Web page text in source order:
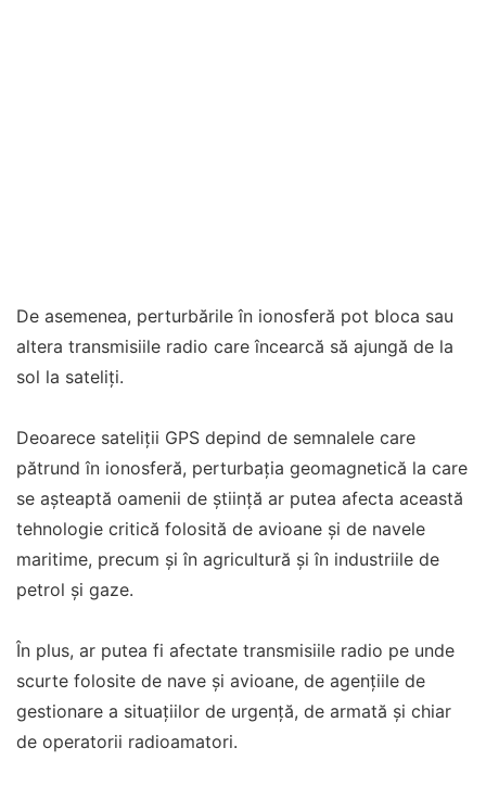
De asemenea, perturbările în ionosferă pot bloca sau
altera transmisiile radio care încearcă să ajungă de la
sol la sateliți.
Deoarece sateliții GPS depind de semnalele care
pătrund în ionosferă, perturbația geomagnetică la care
se așteaptă oamenii de știință ar putea afecta această
tehnologie critică folosită de avioane și de navele
maritime, precum și în agricultură și în industriile de
petrol și gaze.
În plus, ar putea fi afectate transmisiile radio pe unde
scurte folosite de nave și avioane, de agențiile de
gestionare a situațiilor de urgență, de armată și chiar
de operatorii radioamatori.